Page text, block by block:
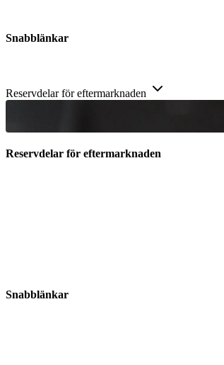
Snabblänkar
Reservdelar för eftermarknaden
Reservdelar för eftermarknaden
Snabblänkar